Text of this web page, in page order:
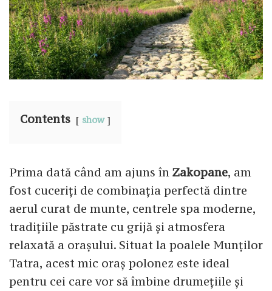
Contents show
Prima dată când am ajuns în Zakopane, am
fost cuceriți de combinația perfectă dintre
aerul curat de munte, centrele spa moderne,
tradițiile păstrate cu grijă și atmosfera
relaxată a orașului. Situat la poalele Munților
Tatra, acest mic oraș polonez este ideal
pentru cei care vor să îmbine drumețiile și